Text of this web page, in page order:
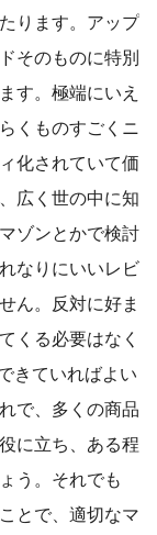
ります。アップ
そのものに特別
す。極端にいえ
くものすごくニ
化されていて価
広く世の中に知
ゾンとかで検討
なりにいいレビ
ん。反対に好ま
くる必要はなく
きていればよい
で、多くの商品
に立ち、ある程
う。それでも
とで、適切なマ